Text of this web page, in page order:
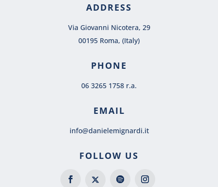
ADDRESS
Via Giovanni Nicotera, 29
00195 Roma, (Italy)
PHONE
06 3265 1758 r.a.
EMAIL
info@danielemignardi.it
FOLLOW US